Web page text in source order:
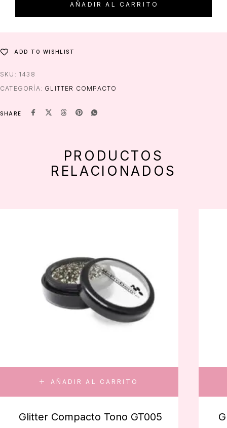
AÑADIR AL CARRITO
ADD TO WISHLIST
SKU: 1438
CATEGORÍA: GLITTER COMPACTO
SHARE
PRODUCTOS
RELACIONADOS
AÑADIR AL CARRITO
Glitter Compacto Tono GT005